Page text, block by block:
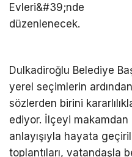
Evleri&#39;nde
düzenlenecek.
Dulkadiroğlu Belediye
yerel seçimlerin
sözlerden birini
ediyor. İlçeyi
anlayışıyla hayata
toplantıları, vatandaşla